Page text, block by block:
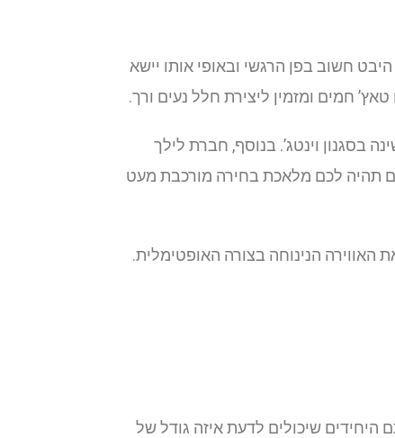
חשוב בפן הרגשי ובאופי אותו יישא
חמים ומזמין ליצירת חלל נעים ורך.
בסגנון וינטג’. בנוסף, חברת לילך
תהיה לכם מלאכת בחירה מורכבת מעט
הנינוחה בצורה האופטימלית.
לבחירתכם האישית. למעשה, אתם היחידים שיכולים לדעת איזה גודל של